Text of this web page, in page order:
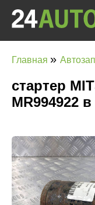
Главная »
стартер
MR994922